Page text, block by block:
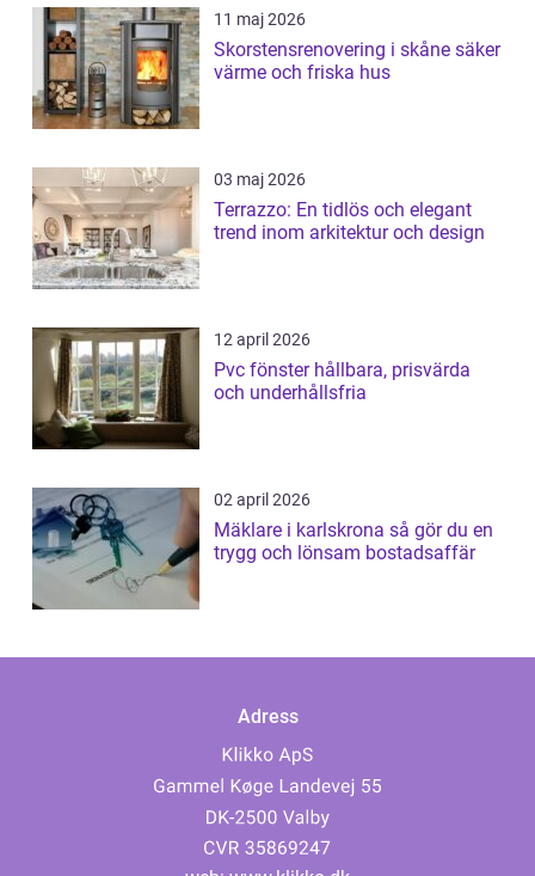
11 maj 2026
Skorstensrenovering i skåne säker
värme och friska hus
03 maj 2026
Terrazzo: En tidlös och elegant
trend inom arkitektur och design
12 april 2026
Pvc fönster hållbara, prisvärda
och underhållsfria
02 april 2026
Mäklare i karlskrona så gör du en
trygg och lönsam bostadsaffär
Adress